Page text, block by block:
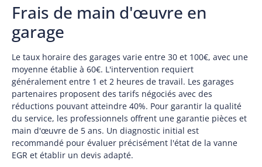
Frais de main d'œuvre en
garage
Le taux horaire des garages varie entre 30 et 100€, avec une
moyenne établie à 60€. L'intervention requiert
généralement entre 1 et 2 heures de travail. Les garages
partenaires proposent des tarifs négociés avec des
réductions pouvant atteindre 40%. Pour garantir la qualité
du service, les professionnels offrent une garantie pièces et
main d'œuvre de 5 ans. Un diagnostic initial est
recommandé pour évaluer précisément l'état de la vanne
EGR et établir un devis adapté.